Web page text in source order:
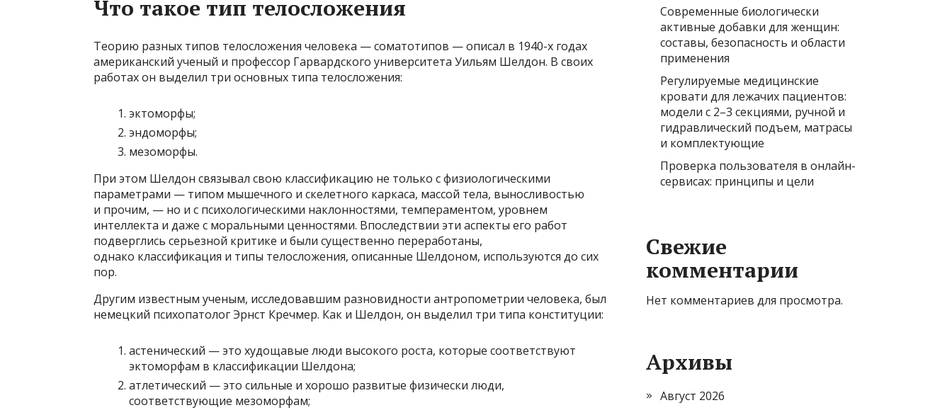
Что такое тип телосложения
Теорию разных типов телосложения человека — соматотипов — описал в 1940-х годах
американский ученый и профессор Гарвардского университета Уильям Шелдон. В своих
работах он выделил три основных типа телосложения:
эктоморфы;
эндоморфы;
мезоморфы.
При этом Шелдон связывал свою классификацию не только с физиологическими
параметрами — типом мышечного и скелетного каркаса, массой тела, выносливостью
и прочим, — но и с психологическими наклонностями, темпераментом, уровнем
интеллекта и даже с моральными ценностями. Впоследствии эти аспекты его работ
подверглись серьезной критике и были существенно переработаны,
однако классификация и типы телосложения, описанные Шелдоном, используются до сих
пор.
Другим известным ученым, исследовавшим разновидности антропометрии человека, был
немецкий психопатолог Эрнст Кречмер. Как и Шелдон, он выделил три типа конституции:
астенический — это худощавые люди высокого роста, которые соответствуют
эктоморфам в классификации Шелдона;
атлетический — это сильные и хорошо развитые физически люди,
соответствующие мезоморфам;
Современные биологически
активные добавки для женщин:
составы, безопасность и области
применения
Регулируемые медицинские
кровати для лежачих пациентов:
модели с 2–3 секциями, ручной и
гидравлический подъем, матрасы
и комплектующие
Проверка пользователя в онлайн-
сервисах: принципы и цели
Свежие
комментарии
Нет комментариев для просмотра.
Архивы
Август 2026